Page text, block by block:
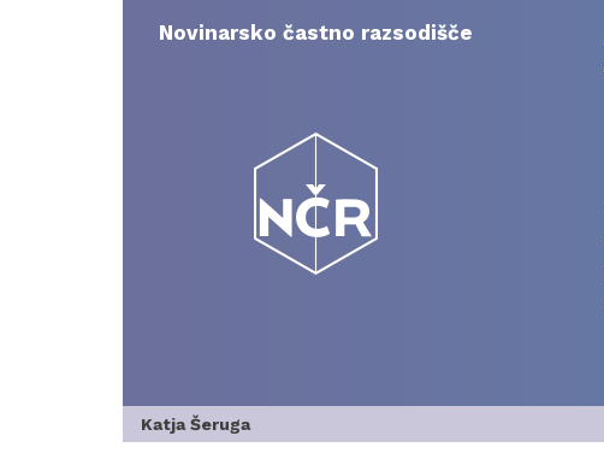
contentNovinarsko častno razsodišče
Katja Šeruga